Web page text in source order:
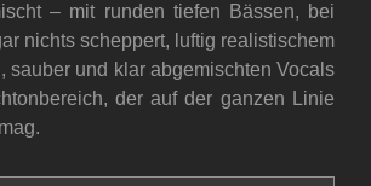
– mit runden tiefen Bässen, bei
nichts scheppert, luftig realistischem
sauber und klar abgemischten Vocals
der auf der ganzen Linie